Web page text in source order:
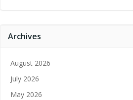
Archives
August 2026
July 2026
May 2026